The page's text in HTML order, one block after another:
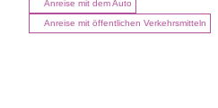
Anreise mit dem Auto
Anreise mit öffentlichen Verkehrsmitteln